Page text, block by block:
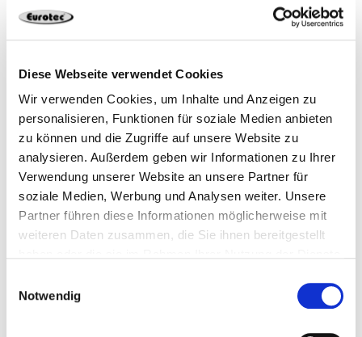
Diese Webseite verwendet Cookies
Wir verwenden Cookies, um Inhalte und Anzeigen zu
personalisieren, Funktionen für soziale Medien anbieten
zu können und die Zugriffe auf unsere Website zu
analysieren. Außerdem geben wir Informationen zu Ihrer
Verwendung unserer Website an unsere Partner für
soziale Medien, Werbung und Analysen weiter. Unsere
Partner führen diese Informationen möglicherweise mit
weiteren Daten zusammen, die Sie ihnen bereitgestellt
Notwendig
Holzbautechnik – Holzkonstruktionen Teil 1